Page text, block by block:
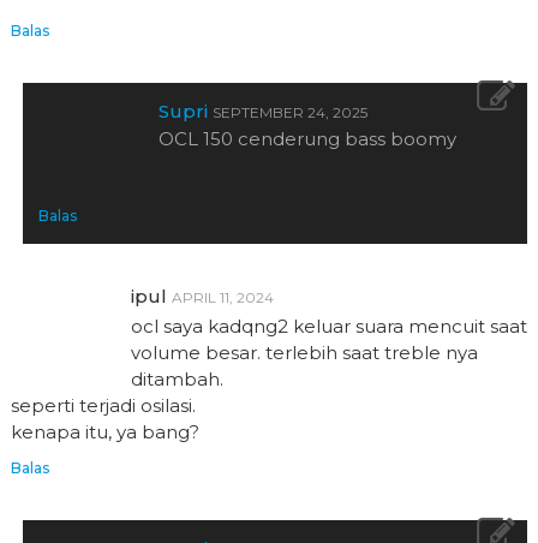
Balas
Supri SEPTEMBER 24, 2025
OCL 150 cenderung bass boomy
Balas
ipul APRIL 11, 2024
ocl saya kadqng2 keluar suara mencuit saat
volume besar. terlebih saat treble nya
ditambah.
seperti terjadi osilasi.
kenapa itu, ya bang?
Balas